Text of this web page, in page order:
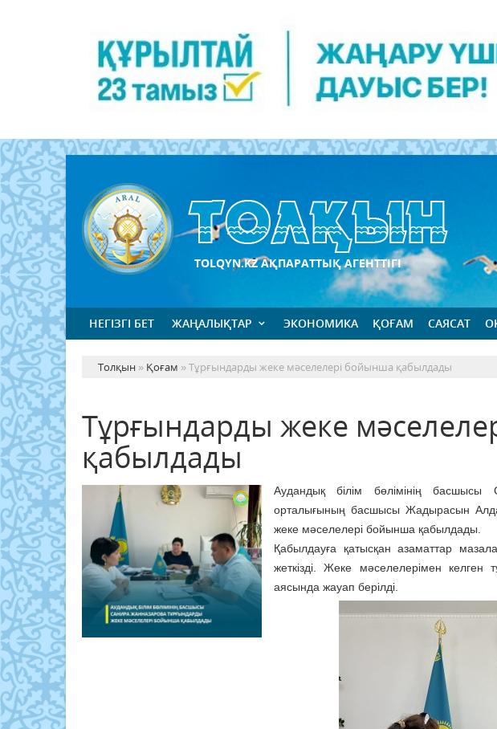
TOLQYN.KZ АҚПАРАТТЫҚ АГЕНТТІГІ
НЕГІЗГІ БЕТ ЖАҢАЛЫҚТАР ЭКОНОМИКА ҚОҒАМ САЯСАТ
Толқын » Қоғам » Тұрғындарды жеке мәселелері бойынша қабылдады
Тұрғындарды жеке
қабылдады
Аудандық білім бөлімінің
орталығының басшысы Жадырасын
жеке мәселелері бойынша қабылдады.
Қабылдауға қатысқан азаматтар
жеткізді. Жеке мәселелерімен келген
аясында жауап берілді.